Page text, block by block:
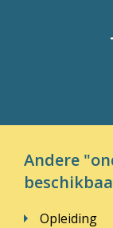
Andere
Opleiding